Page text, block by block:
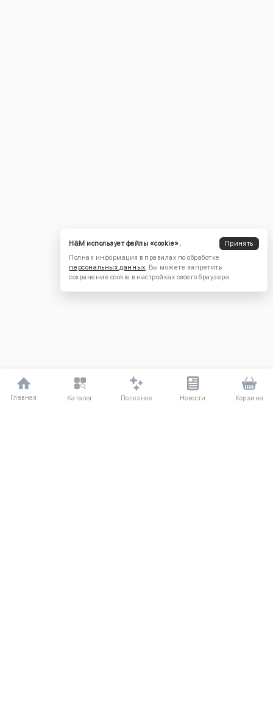
Главная Каталог Полезное Новости Корзина
H&M использует файлы «cookie».
Принять
Полная информация в правилах по обработке
персональных данных. Вы можете запретить
сохранение cookie в настройках своего браузера